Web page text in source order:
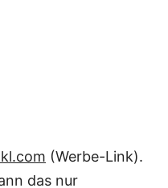
(Werbe-Link).
das nur